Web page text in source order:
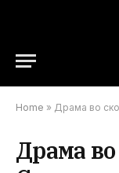
Home » Драма во
Драма